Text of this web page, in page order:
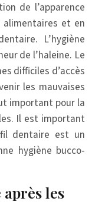
de l’apparence
et en
L’hygiène
de l’haleine. Le
difficiles d’accès
les mauvaises
important pour la
Il est important
dentaire est un
hygiène bucco-
les